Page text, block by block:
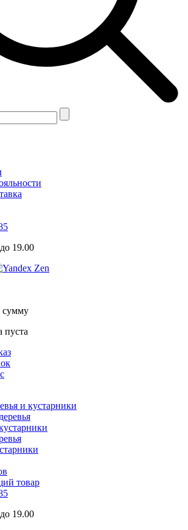
19.00
сумму
пуста
и кустарники
товар
19.00